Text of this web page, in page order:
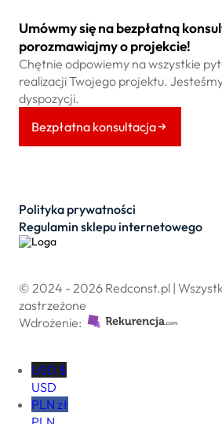
Umówmy się na bezpłatną
porozmawiajmy o projekcie!
Chętnie odpowiemy na wszystkie
realizacji Twojego projektu.
dyspozycji.
Bezpłatna konsultacja
Polityka prywatności
Regulamin sklepu internetowego
© 2024 - 2026 Redconst.pl |
zastrzeżone
Wdrożenie:
USD $
USD
PLN zł